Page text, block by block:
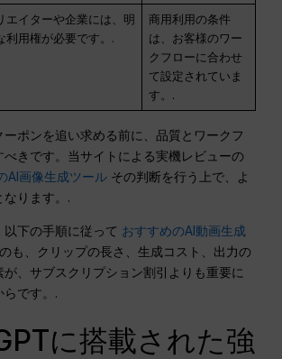
エイターや企業には、明
利用権が必要です。.
商用利用の条件
は、お客様のワー
クフローに合わせ
て設定されていま
す。.
ポンを追い求める前に、品質とワークフ
べきです。当サイトによる実機レビューの
AI画像生成ツール その判断を行う上で、よ
なります。.
下の手順に従って おすすめのAI動画生成
のも、クリップの長さ、生成コスト、出力の
、サブスクリプション割引よりも重要に
らです。.
に搭載された強